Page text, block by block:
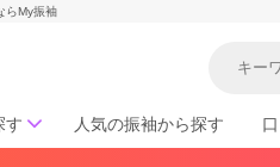
らMy振袖
す 人気の振袖から探す